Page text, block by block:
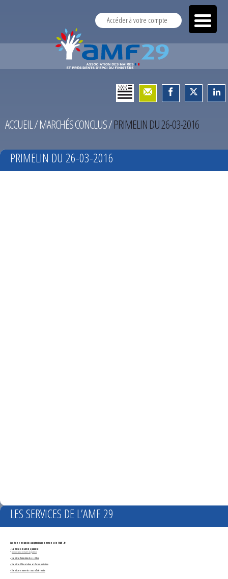
Accéder à votre compte
ACCUEIL/MARCHÉS CONCLUS/PRIMELIN DU 26-03-2016
PRIMELIN DU 26-03-2016
LES SERVICES DE L’AMF 29
Accédez en un clic aux principaux services de l'AMF 29 :
- Services marchés publics :
*Annonces de marchés publics
-Service formation des élus
- Service Orientation et documentation
- Services ouverts aux adhérents